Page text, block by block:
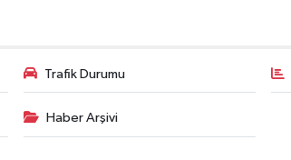
Trafik Durumu
Haber Arşivi